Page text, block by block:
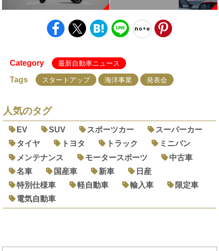
Category 最新自動車ニュース
Tags スタートアップ 海洋事業 発表会
人気のタグ
EV SUV スポーツカー
スーパーカー
タイヤ
トヨタ トラック
ミニバン
メンテナンス
モータースポーツ
中古車
名車
国産車 新車
日産
特別仕様車
軽自動車 輸入車
限定車
電気自動車